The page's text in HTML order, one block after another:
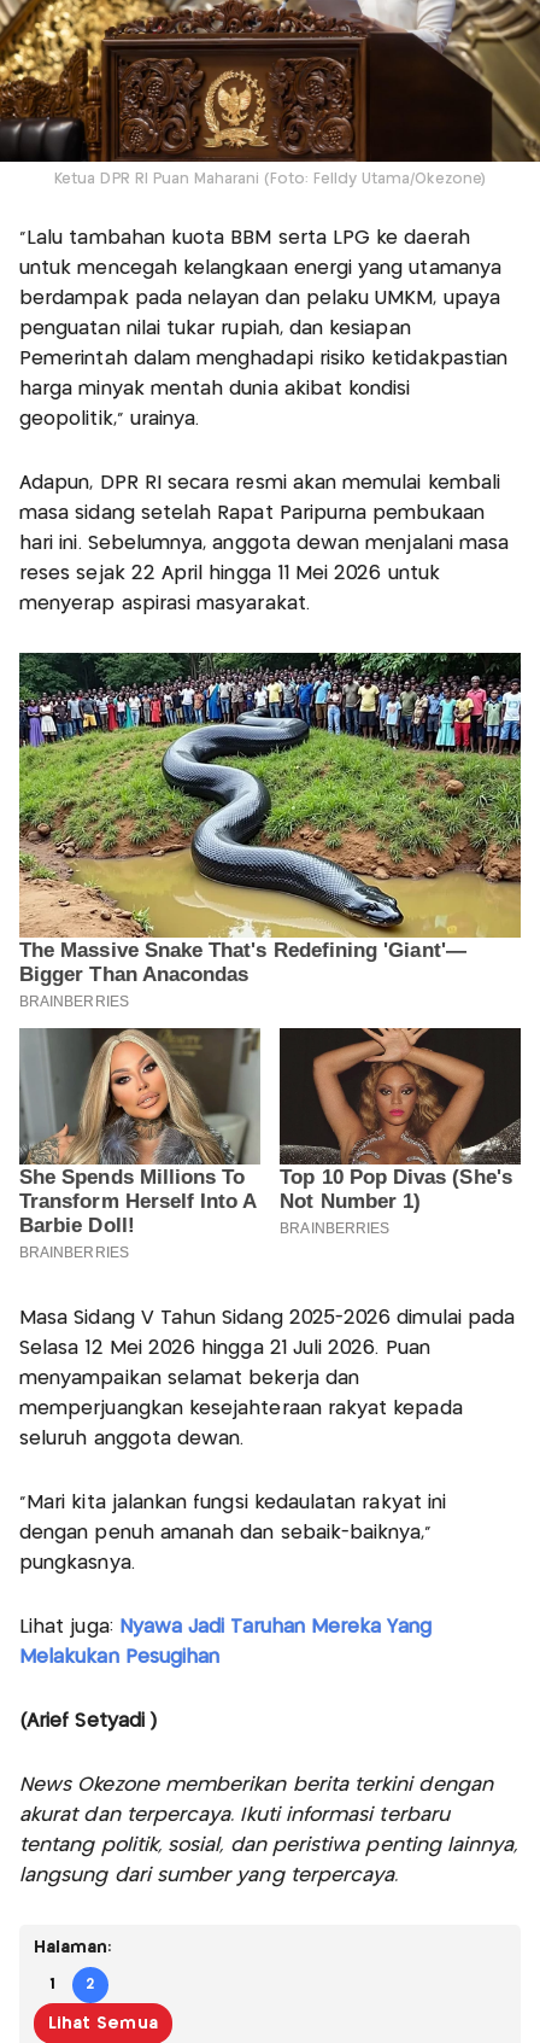
Ketua DPR RI Puan Maharani (Foto: Felldy Utama/Okezone)
“Lalu tambahan kuota BBM serta LPG ke daerah
untuk mencegah kelangkaan energi yang utamanya
berdampak pada nelayan dan pelaku UMKM, upaya
penguatan nilai tukar rupiah, dan kesiapan
Pemerintah dalam menghadapi risiko ketidakpastian
harga minyak mentah dunia akibat kondisi
geopolitik,” urainya.
Adapun, DPR RI secara resmi akan memulai kembali
masa sidang setelah Rapat Paripurna pembukaan
hari ini. Sebelumnya, anggota dewan menjalani masa
reses sejak 22 April hingga 11 Mei 2026 untuk
menyerap aspirasi masyarakat.
Masa Sidang V Tahun Sidang 2025-2026 dimulai pada
Selasa 12 Mei 2026 hingga 21 Juli 2026. Puan
menyampaikan selamat bekerja dan
memperjuangkan kesejahteraan rakyat kepada
seluruh anggota dewan.
“Mari kita jalankan fungsi kedaulatan rakyat ini
dengan penuh amanah dan sebaik-baiknya,”
pungkasnya.
Lihat juga: Nyawa Jadi Taruhan Mereka Yang
Melakukan Pesugihan
(Arief Setyadi )
News Okezone memberikan berita terkini dengan
akurat dan terpercaya. Ikuti informasi terbaru
tentang politik, sosial, dan peristiwa penting lainnya,
langsung dari sumber yang terpercaya.
Halaman:
1 2
Lihat Semua